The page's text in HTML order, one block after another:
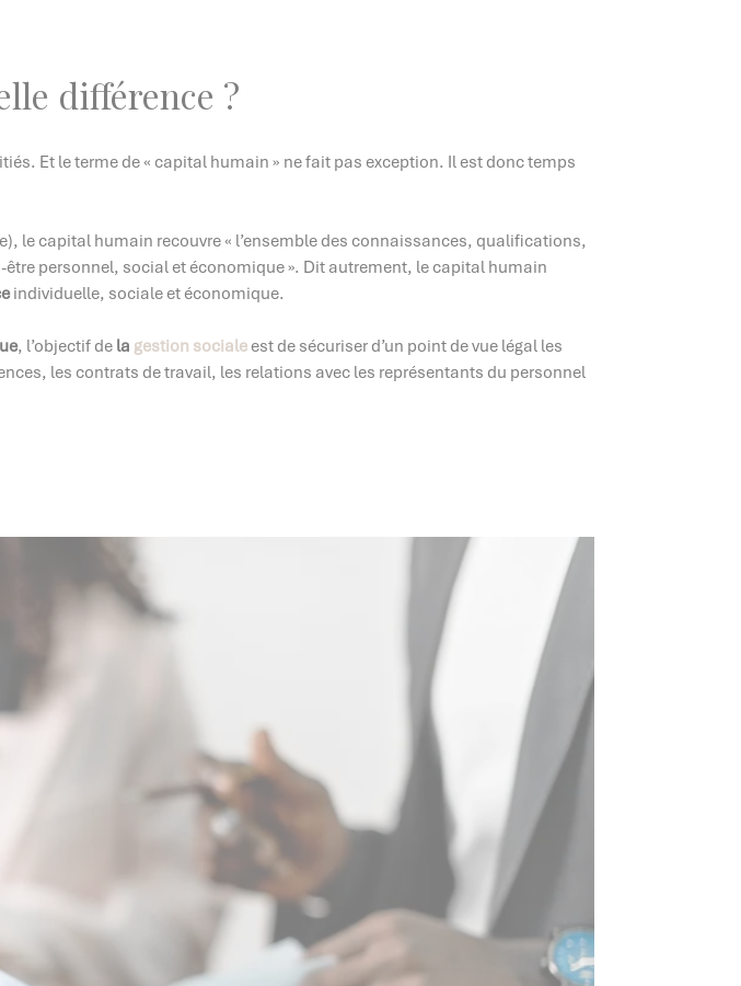
différence ?
Et le terme de « capital humain » ne fait pas exception. Il est donc temps
le capital humain recouvre « l’ensemble des connaissances, qualifications,
personnel, social et économique ». Dit autrement, le capital humain
individuelle, sociale et économique.
, l’objectif de la gestion sociale est de sécuriser d’un point de vue légal les
les contrats de travail, les relations avec les représentants du personnel